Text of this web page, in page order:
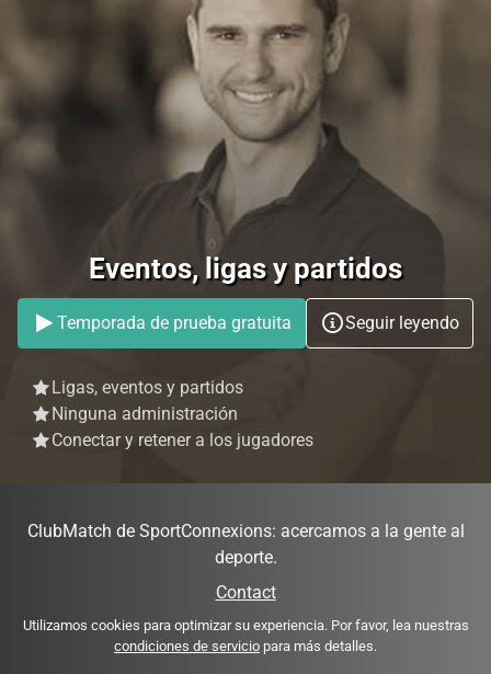
Eventos, ligas y partidos
Temporada de prueba gratuita Seguir leyendo
Ligas, eventos y partidos
Ninguna administración
Conectar y retener a los jugadores
ClubMatch de SportConnexions: acercamos a la gente al
deporte.
Contact
Utilizamos cookies para optimizar su experiencia. Por favor, lea nuestras
condiciones de servicio para más detalles.